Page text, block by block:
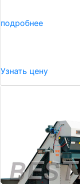
подробнее
Узнать цену